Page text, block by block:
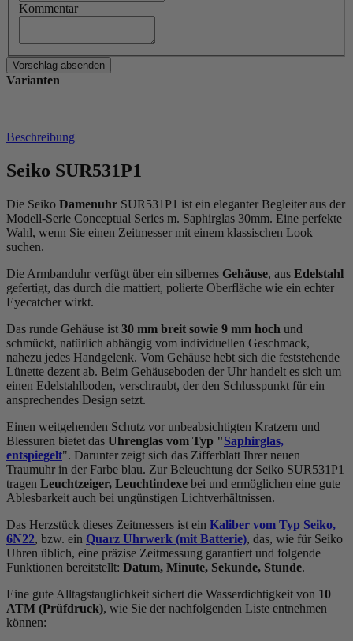
Kommentar
Varianten
Beschreibung
Seiko SUR531P1
Die Seiko Damenuhr SUR531P1 ist ein eleganter Begleiter aus der
Modell-Serie Conceptual Series m. Saphirglas 30mm. Eine perfekte
Wahl, wenn Sie einen Zeitmesser mit einem klassischen Look
suchen.
Die Armbanduhr verfügt über ein silbernes Gehäuse, aus Edelstahl
gefertigt, das durch die mattiert, polierte Oberfläche wie ein echter
Eyecatcher wirkt.
Das runde Gehäuse ist 30 mm breit sowie 9 mm hoch und
schmückt, natürlich abhängig vom individuellen Geschmack,
nahezu jedes Handgelenk. Vom Gehäuse hebt sich die feststehende
Lünette dezent ab. Beim Gehäuseboden der Uhr handelt es sich um
einen Edelstahlboden, verschraubt, der den Schlusspunkt für ein
ansprechendes Design setzt.
Einen weitgehenden Schutz vor unbeabsichtigten Kratzern und
Blessuren bietet das Uhrenglas vom Typ "Saphirglas,
entspiegelt". Darunter zeigt sich das Zifferblatt Ihrer neuen
Traumuhr in der Farbe blau. Zur Beleuchtung der Seiko SUR531P1
tragen Leuchtzeiger, Leuchtindexe bei und ermöglichen eine gute
Ablesbarkeit auch bei ungünstigen Lichtverhältnissen.
Das Herzstück dieses Zeitmessers ist ein Kaliber vom Typ Seiko,
6N22, bzw. ein Quarz Uhrwerk (mit Batterie), das, wie für Seiko
Uhren üblich, eine präzise Zeitmessung garantiert und folgende
Funktionen bereitstellt: Datum, Minute, Sekunde, Stunde.
Eine gute Alltagstauglichkeit sichert die Wasserdichtigkeit von 10
ATM (Prüfdruck), wie Sie der nachfolgenden Liste entnehmen
können: